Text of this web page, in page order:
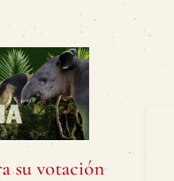
su votación